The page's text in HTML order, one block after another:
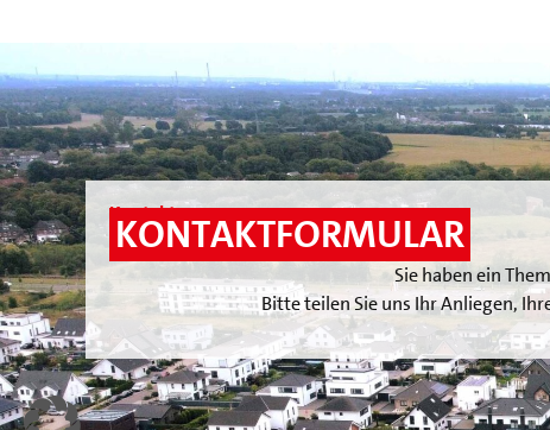
Kontakt
KONTAKTFORMULAR
Sie haben ein
Bitte teilen Sie uns Ihr Anliegen,